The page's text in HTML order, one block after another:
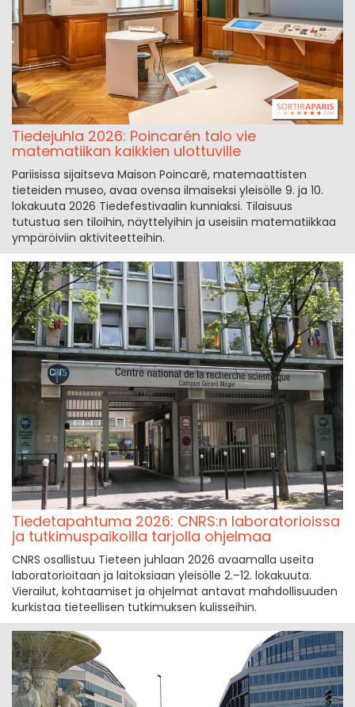
Tiedejuhla 2026: Poincarén talo vie
matematiikan kaikkien ulottuville
Pariisissa sijaitseva Maison Poincaré, matemaattisten
tieteiden museo, avaa ovensa ilmaiseksi yleisölle 9. ja 10.
lokakuuta 2026 Tiedefestivaalin kunniaksi. Tilaisuus
tutustua sen tiloihin, näyttelyihin ja useisiin matematiikkaa
ympäröiviin aktiviteetteihin.
Tiedetapahtuma 2026: CNRS:n laboratorioissa
ja tutkimuspaikoilla tarjolla ohjelmaa
CNRS osallistuu Tieteen juhlaan 2026 avaamalla useita
laboratorioitaan ja laitoksiaan yleisölle 2.–12. lokakuuta.
Vierailut, kohtaamiset ja ohjelmat antavat mahdollisuuden
kurkistaa tieteellisen tutkimuksen kulisseihin.